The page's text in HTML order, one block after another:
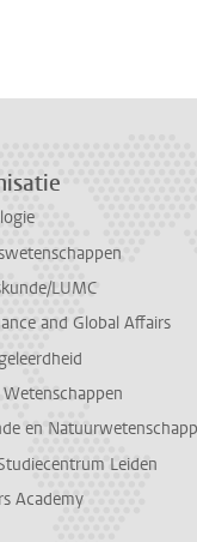
LUMC
and Global Affairs
Wetenschappen
en
Leiden
Academy